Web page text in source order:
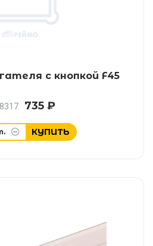
с кнопкой F45
735 ₽
КУПИТЬ